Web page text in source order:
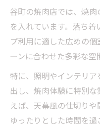
女子会で人気
宴会やパーテ
方
焼肉空間が女
谷町で焼肉宴
訣
焼肉で盛り上
ヘルシー志向が叶
谷町の焼肉店では、焼
を入れています。落ち
プ利用に適した広めの
ーンに合わせた多彩な空
特に、照明やインテリ
出し、焼肉体験に特別
えば、天幕風の仕切りや
ゆったりとした時間を過